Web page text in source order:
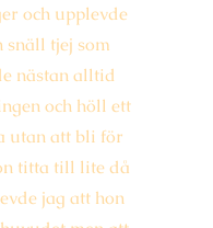
och upplevde
snäll tjej som
nästan alltid
och höll ett
utan att bli för
titta till lite då
jag att hon